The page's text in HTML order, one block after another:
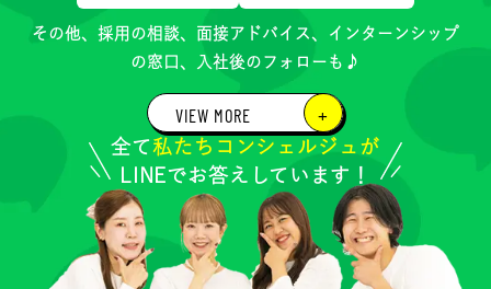
その他、採用の相談、面接アドバイス、インターンシップ
の窓口、
入社後のフォローも♪
VIEW MORE
VIEW MORE
全て私たちコンシェルジュが
LINEでお答えしています！